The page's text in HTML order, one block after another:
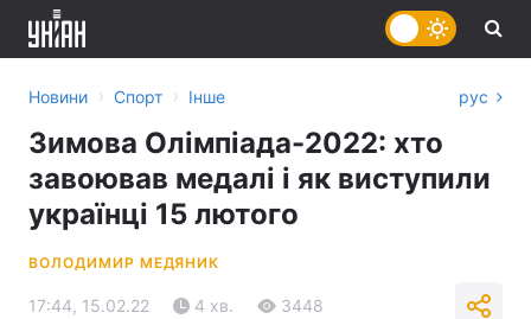
Новини › Спорт › Інше рус
Зимова Олімпіада-2022: хто
завоював медалі і як виступили
українці 15 лютого
ВОЛОДИМИР МЕДЯНИК
17:44, 15.02.22 4 хв. 3448